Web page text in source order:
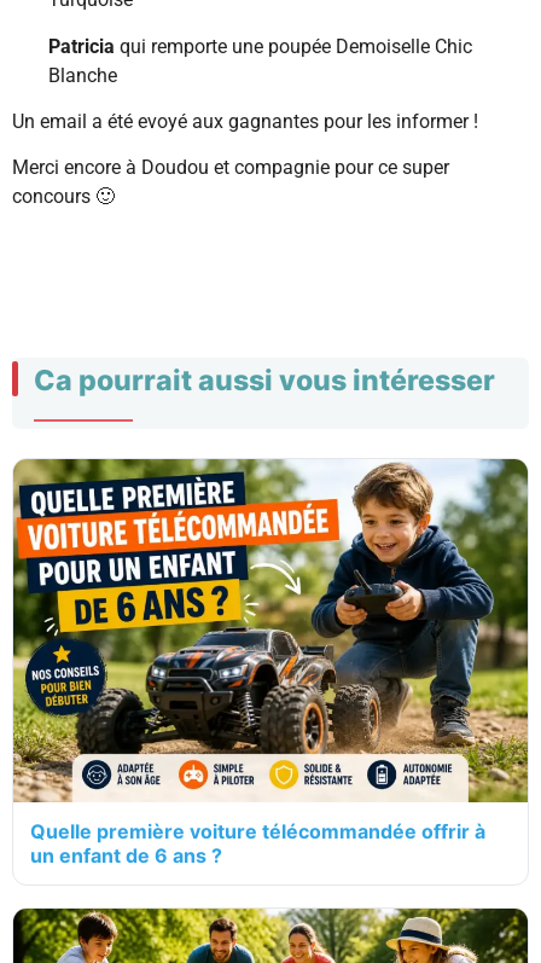
Patricia qui remporte une poupée Demoiselle Chic
Blanche
Un email a été evoyé aux gagnantes pour les informer !
Merci encore à Doudou et compagnie pour ce super
concours 🙂
Ca pourrait aussi vous intéresser
Quelle première voiture télécommandée offrir à
un enfant de 6 ans ?